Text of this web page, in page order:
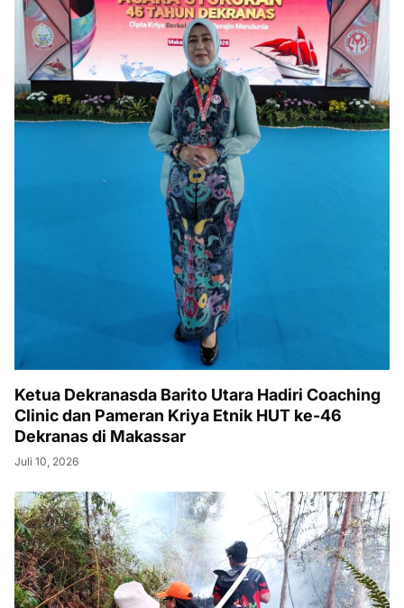
Ketua Dekranasda Barito Utara Hadiri Coaching
Clinic dan Pameran Kriya Etnik HUT ke-46
Dekranas di Makassar
Juli 10, 2026